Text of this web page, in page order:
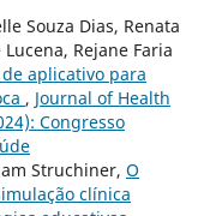
Souza Dias, Renata
Rejane Faria
aplicativo para
, Journal of Health
Congresso
Struchiner, O
clínica